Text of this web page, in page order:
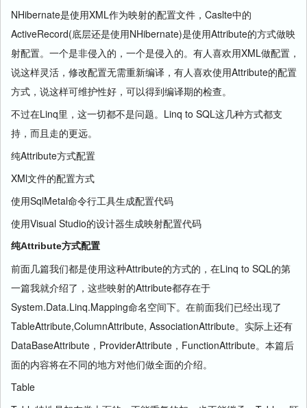
NHibernate是使用XML作为映射的配置文件，Caslte中的
ActiveRecord(底层还是使用NHibernate)是使用Attribute的方式做映
射配置。一个是非侵入的，一个是侵入的。有人喜欢用XML做配置，
说这样灵活，修改配置无需重新编译，有人喜欢使用Attribute的配置
方式，说这样可维护性好，可以得到编译期的检查。
不过在Linq里，这一切都不是问题。Linq to SQL这几种方式都支
持，而且走的更远。
纯Attribute方式配置
XMl文件的配置方式
使用SqlMetal命令行工具生成配置代码
使用Visual Studio的设计器生成映射配置代码
纯Attribute方式配置
前面几篇我们都是使用这种Attribute的方式的，在Linq to SQL的第
一篇我就介绍了，这些映射的Attribute都存在于
System.Data.Linq.Mapping命名空间下。在前面我们已经出现了
TableAttribute,ColumnAttribute, AssociationAttribute。实际上还有
DataBaseAttribute，ProviderAttribute，FunctionAttribute。本篇后
面的内容将在不同的地方对他们做全面的介绍。
Table